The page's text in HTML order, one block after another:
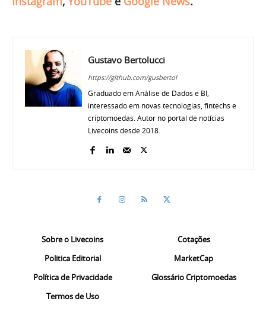
Gustavo Bertolucci
https://github.com/gusbertol
Graduado em Análise de Dados e BI,
interessado em novas tecnologias, fintechs e
criptomoedas. Autor no portal de notícias
Livecoins desde 2018.
Sobre o Livecoins
Politica Editorial
Política de Privacidade
Termos de Uso
Cotações
MarketCap
Glossário Criptomoedas